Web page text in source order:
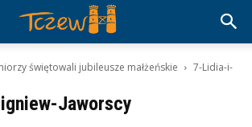
świętowali jubileusze małżeńskie
7-Lidia-i-
Jaworscy